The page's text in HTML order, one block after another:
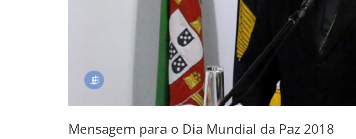
Mensagem para o Dia Mundial da Paz 2018